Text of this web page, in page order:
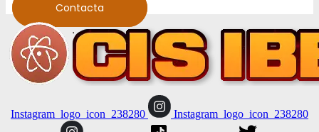
Contacta
Instagram_logo_icon_238280 Instagram_logo_icon_238280